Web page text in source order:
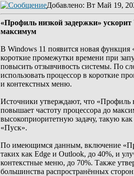
Добавлено: Вт Май 19,
«Профиль низкой задержки»
максимум
В Windows 11 появится новая функция
короткие промежутки времени при
повысить отзывчивость системы. По
использовать процессор в короткие
и контекстных меню.
Источники утверждают, что «Профиль
повышает частоту процессора до
высокоприоритетную задачу, такую
«Пуск».
По имеющимся данным, включение
таких как Edge и Outlook, до 40%, и
контекстные меню, до 70%. Также
большинства распространённых